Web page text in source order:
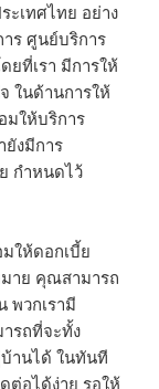
เทศไทย อย่าง
ร ศูนย์บริการ
ยที่เรา มีการให้
ในด้านการให้
มให้บริการ
ยังมีการ
กำหนดไว้
ให้ดอกเบี้ย
าย คุณสามารถ
พวกเรามี
รถที่จะทั้ง
านได้ ในทันที
ต่อได้ง่าย รอให้